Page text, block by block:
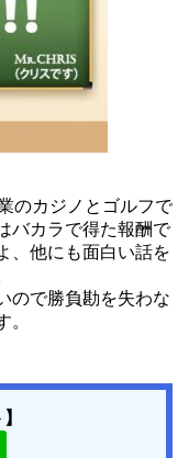
のカジノとゴルフで
バカラで得た報酬で
、他にも面白い話を
ので勝負勘を失わな
。